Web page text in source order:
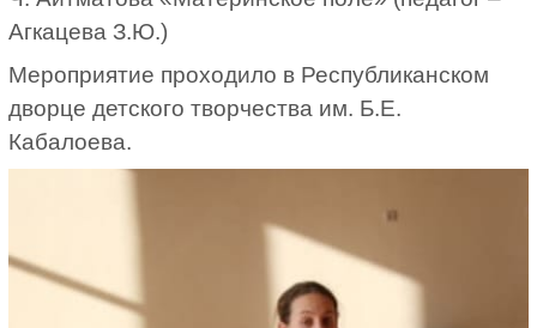
Агкацева З.Ю.)
Мероприятие проходило в Республиканском
дворце детского творчества им. Б.Е.
Кабалоева.